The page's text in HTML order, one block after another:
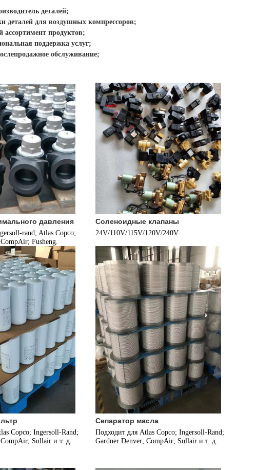
деталей;
деталей для воздушных компрессоров;
ассортимент продуктов;
поддержка услуг;
обслуживание;
давления
rand; Atlas Copco;
Fusheng.
Соленоидные клапаны
24V/110V/115V/120V/240V
Copco; Ingersoll-Rand;
Sullair и т. д.
Сепаратор масла
Подходит для Atlas Copco; Ingersoll-Rand;
Gardner Denver; CompAir; Sullair и т. д.